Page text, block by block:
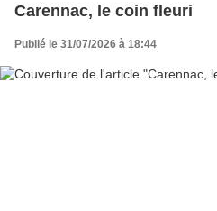
Carennac, le coin fleuri
Publié le 31/07/2026 à 18:44